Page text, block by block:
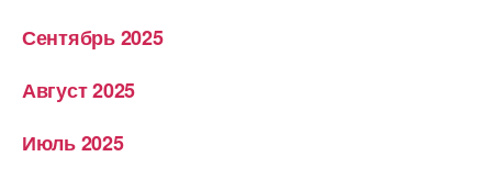
Сентябрь 2025
Август 2025
Июль 2025